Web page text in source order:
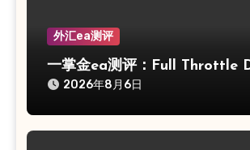
外汇ea测评
一掌金ea测评：Full Throttle
2026年8月6日